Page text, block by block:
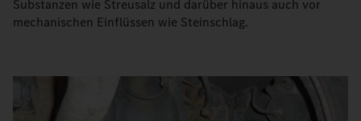
Substanzen wie Streusalz und darüber hinaus auch vor
mechanischen Einflüssen wie Steinschlag.